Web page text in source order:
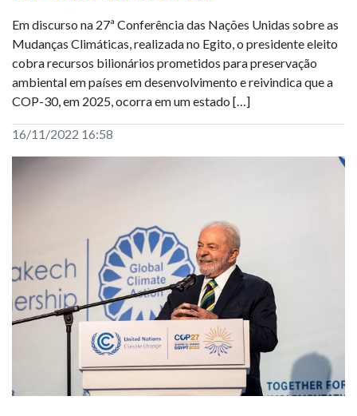
Em discurso na 27ª Conferência das Nações Unidas sobre as
Mudanças Climáticas, realizada no Egito, o presidente eleito
cobra recursos bilionários prometidos para preservação
ambiental em países em desenvolvimento e reivindica que a
COP-30, em 2025, ocorra em um estado […]
16/11/2022 16:58